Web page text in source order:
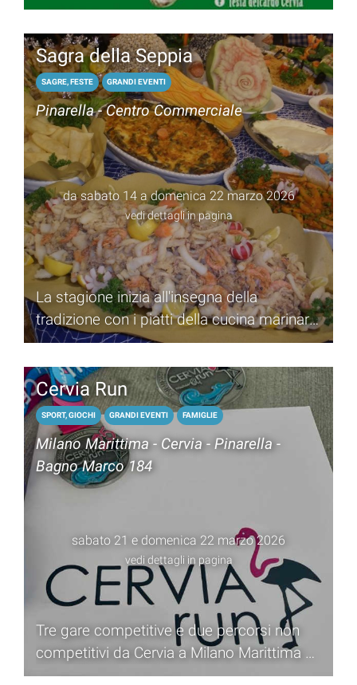
Sagra della Seppia
SAGRE, FESTE GRANDI EVENTI
Pinarella - Centro Commerciale
da sabato 14 a domenica 22 marzo 2026
vedi dettagli in pagina
La stagione inizia all'insegna della
tradizione con i piatti della cucina marinara,
a Pinarella di Cervia
Cervia Run
SPORT, GIOCHI GRANDI EVENTI FAMIGLIE
Milano Marittima - Cervia - Pinarella -
Bagno Marco 184
sabato 21 e domenica 22 marzo 2026
vedi dettagli in pagina
Tre gare competitive e due percorsi non
competitivi da Cervia a Milano Marittima e
Pinarella